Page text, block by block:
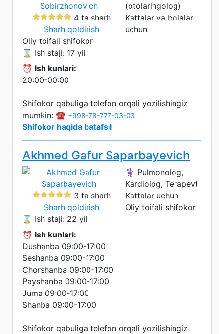
4 ta sharh
Sharh qoldirish
(otolaringolog)
Kattalar va bolalar
uchun
Oliy toifali shifokor
⌛ Ish staji: 17 yil
⏰ Ish kunlari:
20:00-00:00
Shifokor qabuliga telefon orqali yozilishingiz
mumkin: ☎️ +998-78-777-03-03
Shifokor haqida batafsil
Akhmed Gafur Saparbayevich
3 ta sharh
Sharh qoldirish
⚕️ Pulmonolog,
Kardiolog, Terapevt
Kattalar uchun
Oliy toifali shifokor
⌛ Ish staji: 22 yil
⏰ Ish kunlari:
Dushanba 09:00-17:00
Seshanba 09:00-17:00
Chorshanba 09:00-17:00
Payshanba 09:00-17:00
Juma 09:00-17:00
Shanba 09:00-17:00
Shifokor qabuliga telefon orqali yozilishingiz